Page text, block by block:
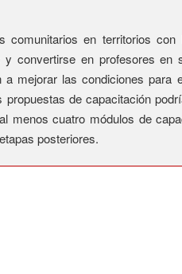
en territorios con
y convertirse en profesores en
mejorar las condiciones para
de capacitación
menos cuatro módulos de
posteriores.